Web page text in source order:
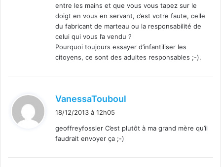
entre les mains et que vous vous tapez sur le
doigt en vous en servant, c’est votre faute, celle
du fabricant de marteau ou la responsabilité de
celui qui vous l’a vendu ?
Pourquoi toujours essayer d’infantiliser les
citoyens, ce sont des adultes responsables ;-).
VanessaTouboul
18/12/2013 à 12h05
geoffreyfossier C’est plutôt à ma grand mère qu’il
faudrait envoyer ça ;-)